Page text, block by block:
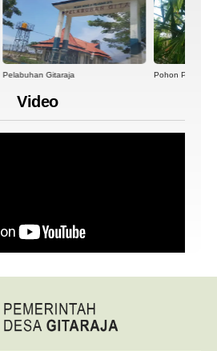
Video
Pohon Pandang atau Kokoya